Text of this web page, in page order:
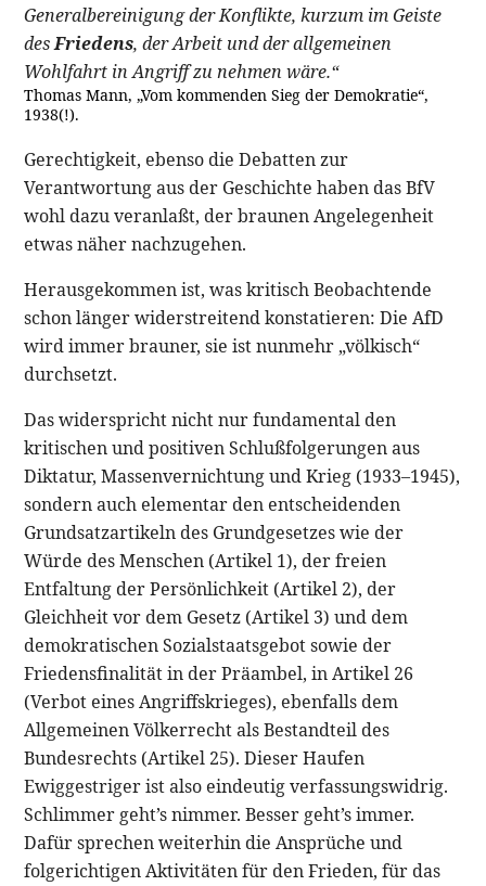
Generalbereinigung der Konflikte, kurzum im Geiste
desFriedens, der Arbeit und der allgemeinen
Wohlfahrt in Angriff zu nehmen wäre.“
Thomas Mann, „Vom kommenden Sieg der Demokratie“,
1938(!).
Gerechtigkeit, ebenso die Debatten zur
Verantwortung aus der Geschichte haben das BfV
wohl dazu veranlaßt, der braunen Angelegenheit
etwas näher nachzugehen.
Herausgekommen ist, was kritisch Beobachtende
schon länger widerstreitend konstatieren: Die AfD
wird immer brauner, sie ist nunmehr „völkisch“
durchsetzt.
Das widerspricht nicht nur fundamental den
kritischen und positiven Schlußfolgerungen aus
Diktatur, Massenvernichtung und Krieg (1933–1945),
sondern auch elementar den entscheidenden
Grundsatzartikeln des Grundgesetzes wie der
Würde des Menschen (Artikel 1), der freien
Entfaltung der Persönlichkeit (Artikel 2), der
Gleichheit vor dem Gesetz (Artikel 3) und dem
demokratischen Sozialstaatsgebot sowie der
Friedensfinalität in der Präambel, in Artikel 26
(Verbot eines Angriffskrieges), ebenfalls dem
Allgemeinen Völkerrecht als Bestandteil des
Bundesrechts (Artikel 25). Dieser Haufen
Ewiggestriger ist also eindeutig verfassungswidrig.
Schlimmer geht’s nimmer. Besser geht’s immer.
Dafür sprechen weiterhin die Ansprüche und
folgerichtigen Aktivitäten für den Frieden, für das